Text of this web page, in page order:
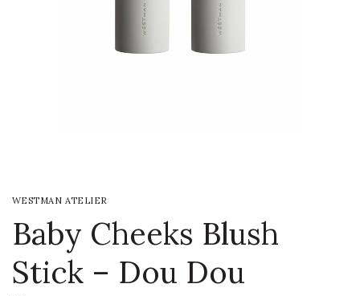
WESTMAN ATELIER
Baby Cheeks Blush
Stick – Dou Dou